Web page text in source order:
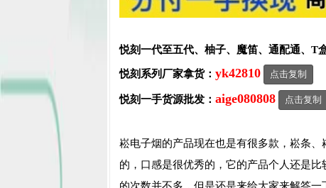
悦刻一代至五代、柚子、魔笛、通配通、T
悦刻系列厂家拿货： yk42810 点击复制
悦刻一手货源批发： aige080808 点击复制
崧电子烟的产品现在也是有很多款，崧条
的，口感是很优秀的，它的产品个人还是